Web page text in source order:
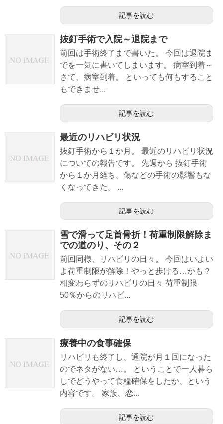
記事を読む
抜釘手術で入院～退院まで
前回は手術終了まで書いた。 今回は退院ま
でを一気に書いてしまいます。 病室到着～
さて、病室到着。 といっても何もすること
もできませ...
記事を読む
最近のリハビリ状況
抜釘手術から１か月。 最近のリハビリ状況
についての報告です。 先週から 抜釘手術
から１か月経ち、傷などの手術の影響もな
くなってきた。 ...
記事を読む
雪で滑って足首骨折！荷重制限解除ま
での道のり、その２
前回同様、リハビリの日々。 今回はいよい
よ荷重制限が解除！やっと歩ける…かも？
相変わらずのリハビリの日々 荷重制限
50％からのリハビ...
記事を読む
療養中の食事確保
リハビリも終了し、通院が月１回になった
のでネタがない…。 ということで一人暮ら
しでどうやって食糧確保をしたか、という
内容です。 家族、恋...
記事を読む